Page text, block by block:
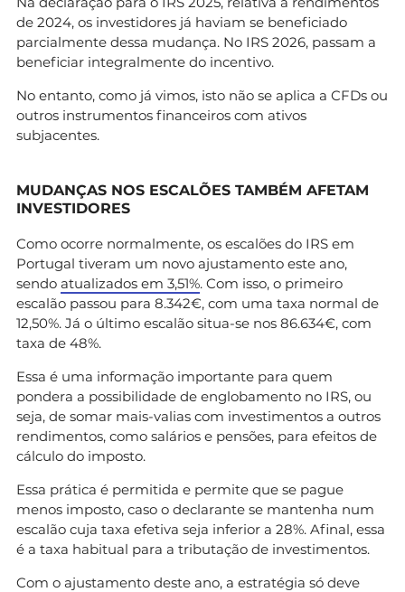
de 2024, os investidores já haviam se beneficiado
parcialmente dessa mudança. No IRS 2026, passam a
beneficiar integralmente do incentivo.
No entanto, como já vimos, isto não se aplica a CFDs ou
outros instrumentos financeiros com ativos
subjacentes.
MUDANÇAS NOS ESCALÕES TAMBÉM AFETAM
INVESTIDORES
Como ocorre normalmente, os escalões do IRS em
Portugal tiveram um novo ajustamento este ano,
sendo atualizados em 3,51%. Com isso, o primeiro
escalão passou para 8.342€, com uma taxa normal de
12,50%. Já o último escalão situa-se nos 86.634€, com
taxa de 48%.
Essa é uma informação importante para quem
pondera a possibilidade de englobamento no IRS, ou
seja, de somar mais-valias com investimentos a outros
rendimentos, como salários e pensões, para efeitos de
cálculo do imposto.
Essa prática é permitida e permite que se pague
menos imposto, caso o declarante se mantenha num
escalão cuja taxa efetiva seja inferior a 28%. Afinal, essa
é a taxa habitual para a tributação de investimentos.
Com o ajustamento deste ano, a estratégia só deve